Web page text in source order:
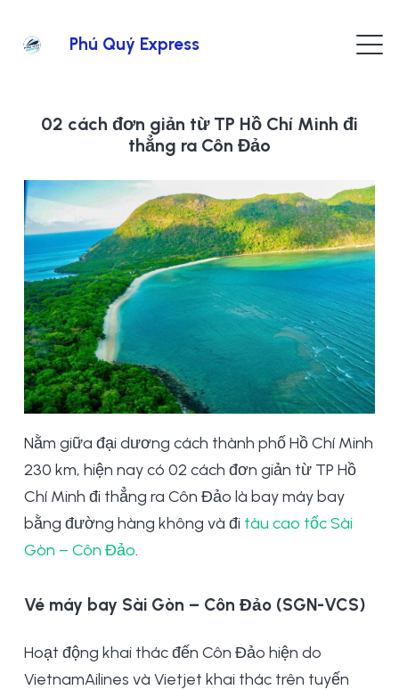
Phú Quý Express
02 cách đơn giản từ TP Hồ Chí Minh đi
thẳng ra Côn Đảo
Nằm giữa đại dương cách thành phố Hồ Chí Minh
230 km, hiện nay có 02 cách đơn giản từ TP Hồ
Chí Minh đi thẳng ra Côn Đảo là bay máy bay
bằng đường hàng không và đi tàu cao tốc Sài
Gòn – Côn Đảo.
Vé máy bay Sài Gòn – Côn Đảo (SGN-VCS)
Hoạt động khai thác đến Côn Đảo hiện do
VietnamAilines và Vietjet khai thác trên tuyến